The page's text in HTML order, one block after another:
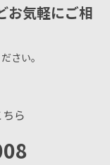
お気軽にご相
さい。
ら